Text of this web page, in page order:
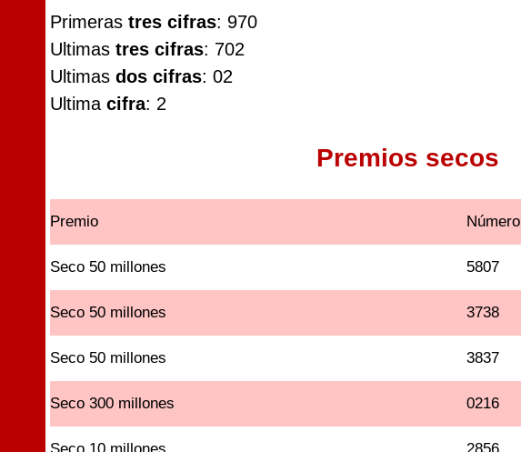
Primeras tres cifras: 970
Ultimas tres cifras: 702
Ultimas dos cifras: 02
Ultima cifra: 2
Premios secos
Premio Número
Seco 50 millones 5807
Seco 50 millones 3738
Seco 50 millones 3837
Seco 300 millones 0216